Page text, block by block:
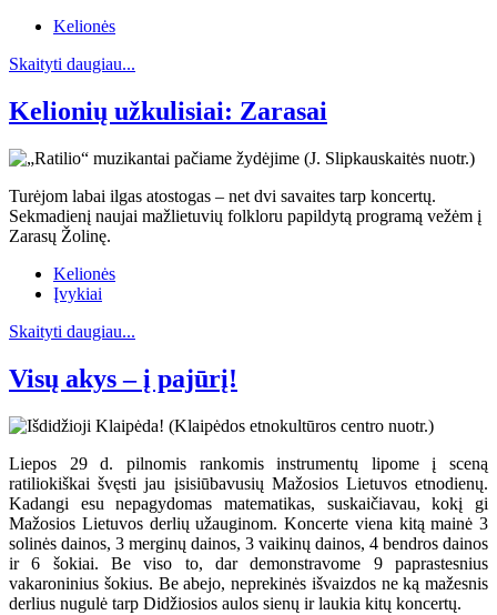
Kelionės
Skaityti daugiau...
Kelionių užkulisiai: Zarasai
Turėjom labai ilgas atostogas – net dvi savaites tarp koncertų.
Sekmadienį naujai mažlietuvių folkloru papildytą programą vežėm į
Zarasų Žolinę.
Kelionės
Įvykiai
Skaityti daugiau...
Visų akys – į pajūrį!
Liepos 29 d. pilnomis rankomis instrumentų lipome į sceną
ratiliokiškai švęsti jau įsisiūbavusių Mažosios Lietuvos etnodienų.
Kadangi esu nepagydomas matematikas, suskaičiavau, kokį gi
Mažosios Lietuvos derlių užauginom. Koncerte viena kitą mainė 3
solinės dainos, 3 merginų dainos, 3 vaikinų dainos, 4 bendros dainos
ir 6 šokiai. Be viso to, dar demonstravome 9 paprastesnius
vakaroninius šokius. Be abejo, neprekinės išvaizdos ne ką mažesnis
derlius nugulė tarp Didžiosios aulos sienų ir laukia kitų koncertų.